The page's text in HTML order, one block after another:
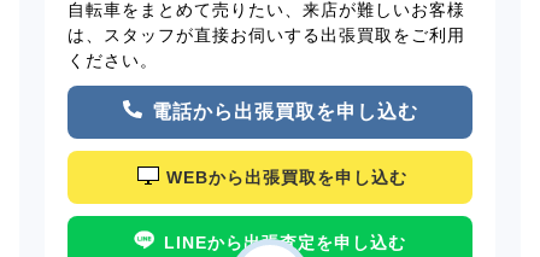
自転車をまとめて売りたい、来店が難しいお客様
は、スタッフが直接お伺いする出張買取をご利用
ください。
電話から出張買取を申し込む
WEBから出張買取を申し込む
LINEから出張査定を申し込む